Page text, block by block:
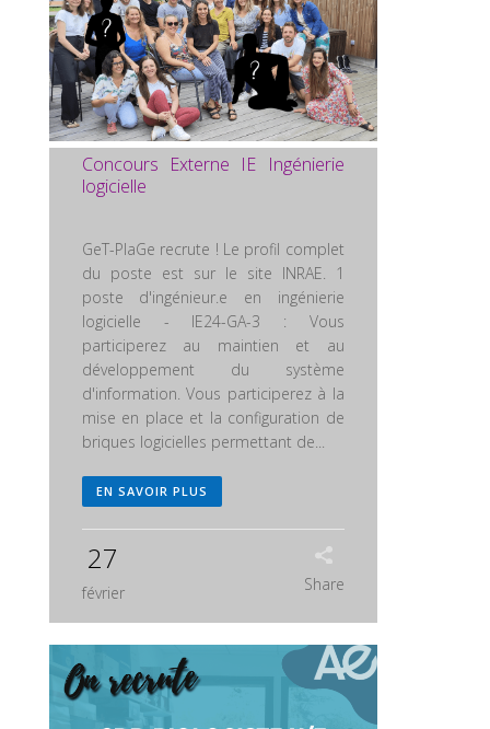
Concours Externe IE Ingénierie
logicielle
GeT-PlaGe recrute ! Le profil complet
du poste est sur le site INRAE. 1
poste d'ingénieur.e en ingénierie
logicielle - IE24-GA-3 : Vous
participerez au maintien et au
développement du système
d'information. Vous participerez à la
mise en place et la configuration de
briques logicielles permettant de...
EN SAVOIR PLUS
27
février Share